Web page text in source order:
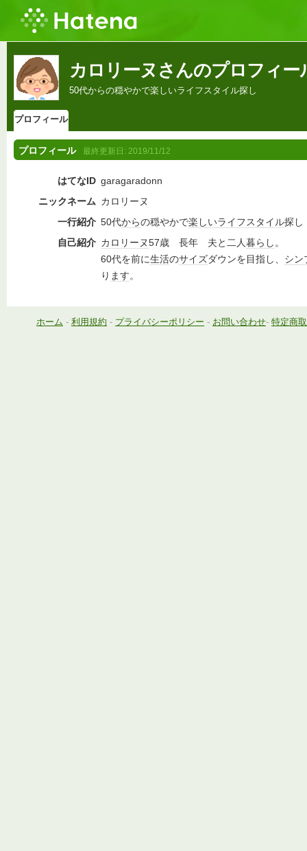
カロリーヌさんのプロフィー
50代からの穏やかで楽しいライフスタイル探し
プロフィール
プロフィール 最終更新日: 2019/11/12
はてなID garagaradonn
ニックネーム カロリーヌ
一行紹介 50代からの穏やかで楽しいライフスタイル探し
自己紹介 カロリーヌ57歳 長年 夫と二人暮らし。
60代を前に生活のサイズダウンを目指し、 シン
り ます。
ホーム - 利用規約 - プライバシーポリシー - お問い合わせ- 特定商